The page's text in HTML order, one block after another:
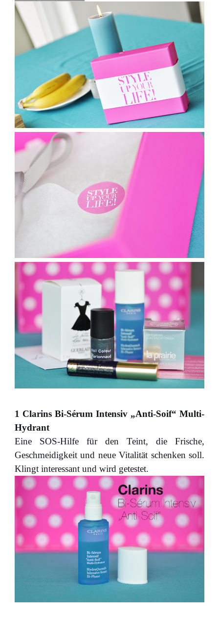
1 Clarins Bi-Sérum Intensiv „Anti-Soif“ Multi-
Hydrant
Eine SOS-Hilfe für den Teint, die Frische,
Geschmeidigkeit und neue Vitalität schenken soll.
Klingt interessant und wird getestet.